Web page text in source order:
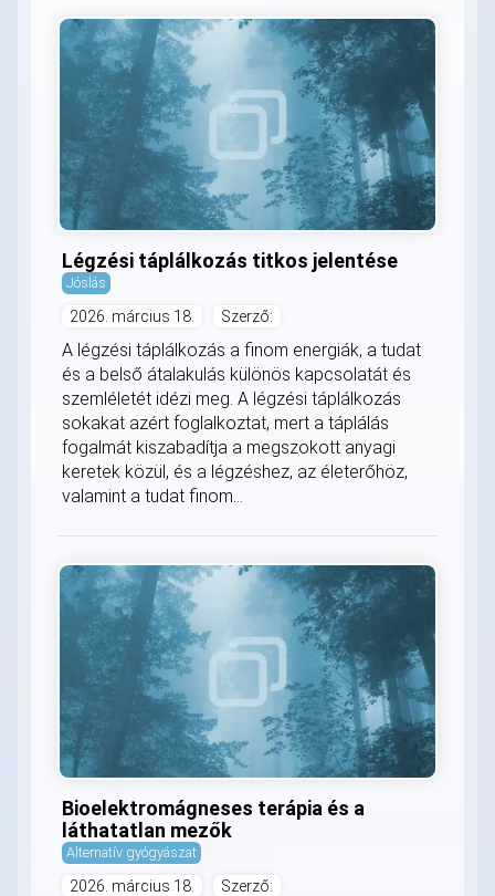
Légzési táplálkozás titkos jelentése
Jóslás
2026. március 18. Szerző:
A légzési táplálkozás a finom energiák, a tudat
és a belső átalakulás különös kapcsolatát és
szemléletét idézi meg. A légzési táplálkozás
sokakat azért foglalkoztat, mert a táplálás
fogalmát kiszabadítja a megszokott anyagi
keretek közül, és a légzéshez, az életerőhöz,
valamint a tudat finom...
Bioelektromágneses terápia és a
láthatatlan mezők
Alternatív gyógyászat
2026. március 18. Szerző: